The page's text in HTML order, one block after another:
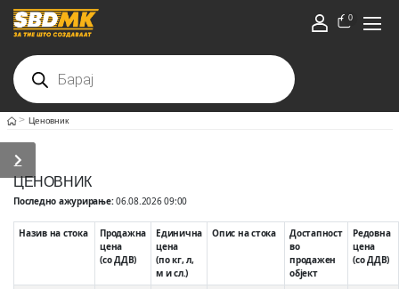
0
> Ценовник
ЦЕНОВНИК
Последно ажурирање:06.08.2026 09:00
Назив на стока
Продажна
цена
(со ДДВ)
Единична
цена
(по кг, л,
м и сл.)
Опис на стока
Достапност
во
продажен
објект
Редовна
цена
(со ДДВ)